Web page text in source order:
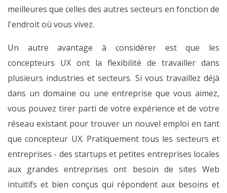
meilleures que celles des autres secteurs en fonction de
l'endroit où vous vivez.
Un autre avantage à considérer est que les
concepteurs UX ont la flexibilité de travailler dans
plusieurs industries et secteurs. Si vous travaillez déjà
dans un domaine ou une entreprise que vous aimez,
vous pouvez tirer parti de votre expérience et de votre
réseau existant pour trouver un nouvel emploi en tant
que concepteur UX. Pratiquement tous les secteurs et
entreprises - des startups et petites entreprises locales
aux grandes entreprises ont besoin de sites Web
intuitifs et bien conçus qui répondent aux besoins et